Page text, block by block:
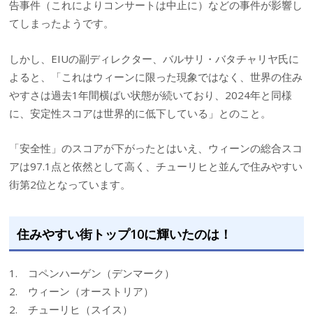
告事件（これによりコンサートは中止に）などの事件が影響し
てしまったようです。
しかし、EIUの副ディレクター、バルサリ・バタチャリヤ氏に
よると、「これはウィーンに限った現象ではなく、世界の住み
やすさは過去1年間横ばい状態が続いており、2024年と同様
に、安定性スコアは世界的に低下している」とのこと。
「安全性」のスコアが下がったとはいえ、ウィーンの総合スコ
アは97.1点と依然として高く、チューリヒと並んで住みやすい
街第2位となっています。
住みやすい街トップ10に輝いたのは！
1. コペンハーゲン（デンマーク）
2. ウィーン（オーストリア）
2. チューリヒ（スイス）